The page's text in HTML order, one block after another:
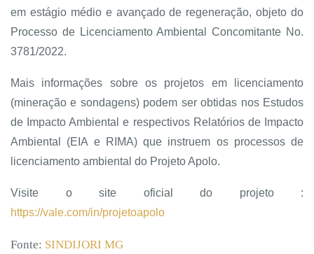
em estágio médio e avançado de regeneração, objeto do
Processo de Licenciamento Ambiental Concomitante No.
3781/2022.
Mais informações sobre os projetos em licenciamento
(mineração e sondagens) podem ser obtidas nos Estudos
de Impacto Ambiental e respectivos Relatórios de Impacto
Ambiental (EIA e RIMA) que instruem os processos de
licenciamento ambiental do Projeto Apolo.
Visite o site oficial do projeto :
https://vale.com/in/projetoapolo
Fonte: SINDIJORI MG